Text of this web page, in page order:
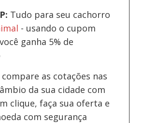
Tudo para seu cachorro
- usando o cupom
ganha 5% de
compare as cotações nas
da sua cidade com
clique, faça sua oferta e
com segurança